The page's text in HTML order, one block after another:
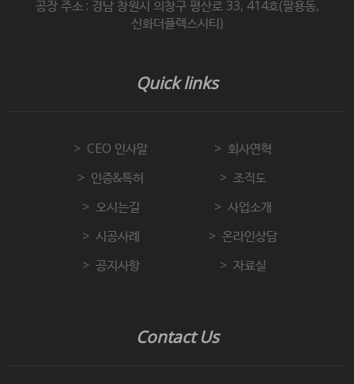
공장 주소 : 경남 창원시 의창구 평산로 33, 414호(팔용동,
신화더플렉스시티)
Quick links
CEO 인사말
회사연혁
인증&특허
조직도
오시는길
사업소개
시공사례
온라인상담
공지사항
자료실
Contact Us